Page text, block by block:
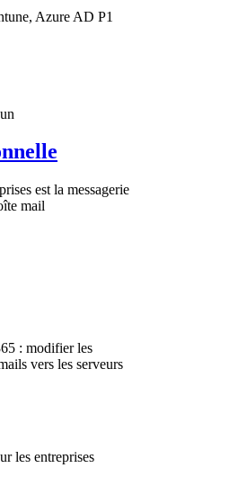
Azure AD P1
est la messagerie
mail
: modifier les
vers les serveurs
les entreprises